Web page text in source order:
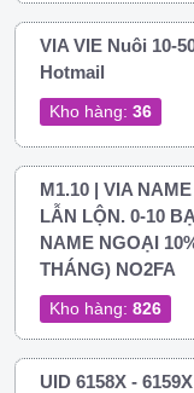
VIA VIE Nuôi 10-
Hotmail
Kho hàng: 36
M1.10 | VIA
LẪN LỘN. 0-10
NAME NGOẠI
THÁNG) NO2FA
Kho hàng: 826
UID 6158X -